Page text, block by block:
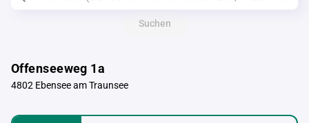
Suchen
Offenseeweg 1a
4802 Ebensee am Traunsee